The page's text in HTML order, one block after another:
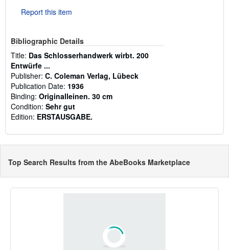
Report this item
Bibliographic Details
Title: Das Schlosserhandwerk wirbt. 200
Entwürfe ...
Publisher: C. Coleman Verlag, Lübeck
Publication Date: 1936
Binding: Originalleinen. 30 cm
Condition: Sehr gut
Edition: ERSTAUSGABE.
Top Search Results from the AbeBooks Marketplace